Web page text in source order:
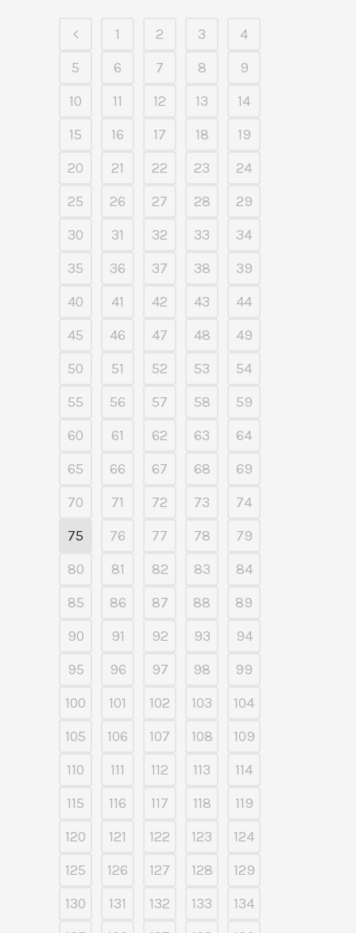
1 2 3
4
5
6 7 8
9
10
11 12 13
14
15
16 17 18
19
20
21 22 23
24
25
26 27 28
29
30
31 32 33
34
35
36 37 38
39
40
41 42 43
44
45
46 47 48
49
50
51 52 53
54
55
56 57 58
59
60
61 62 63
64
65
66 67 68
69
70
71 72 73
74
75
76 77 78
79
80
81 82 83
84
85
86 87 88
89
90
91 92 93
94
95
96 97 98
99
100
101 102 103
104
105
106 107 108
109
110
111 112 113
114
115
116 117 118
119
120
121 122 123
124
125
126 127 128
129
130
131 132 133
134